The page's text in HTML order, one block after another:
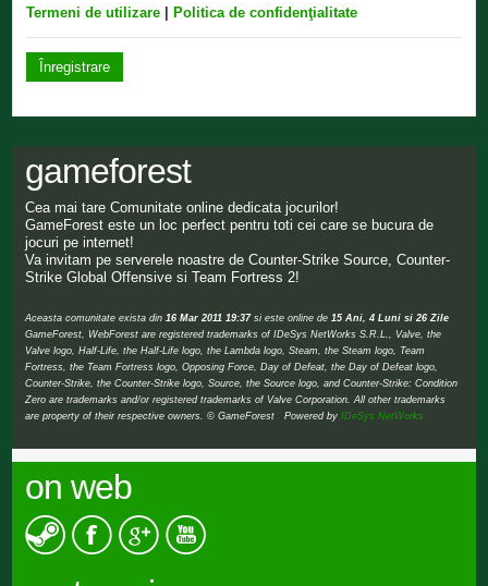
Termeni de utilizare Politica de confidenţialitate
Înregistrare
gameforest
Cea mai tare Comunitate online dedicata jocurilor!
GameForest este un loc perfect pentru toti cei care se bucura de
jocuri pe internet!
Va invitam pe serverele noastre de Counter-Strike Source, Counter-
Strike Global Offensive si Team Fortress 2!
Aceasta comunitate exista din 16 Mar 2011 19:37si este online de 15 Ani, 4 Luni si 26 Zile
GameForest, WebForest are registered trademarks of IDeSys NetWorks S.R.L., Valve, the
Valve logo, Half-Life, the Half-Life logo, the Lambda logo, Steam, the Steam logo, Team
Fortress, the Team Fortress logo, Opposing Force, Day of Defeat, the Day of Defeat logo,
Counter-Strike, the Counter-Strike logo, Source, the Source logo, and Counter-Strike: Condition
Zero are trademarks and/or registered trademarks of Valve Corporation. All other trademarks
are property of their respective owners. © GameForest Powered byIDeSys NetWorks
on web